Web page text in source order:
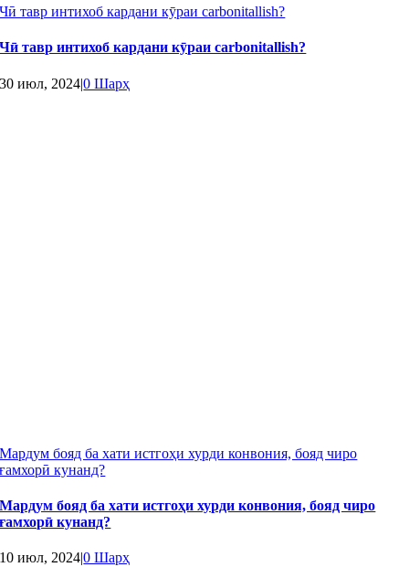
Чӣ тавр интихоб кардани кӯраи carbonitallish?
Чӣ тавр интихоб кардани кӯраи carbonitallish?
30 июл, 2024|0 Шарҳ
Мардум бояд ба хати истгоҳи хурди конвония, бояд чиро
ғамхорӣ кунанд?
Мардум бояд ба хати истгоҳи хурди конвония, бояд чиро
ғамхорӣ кунанд?
10 июл, 2024|0 Шарҳ